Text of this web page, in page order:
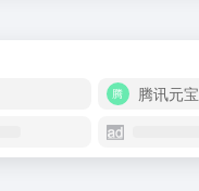
腾讯元宝